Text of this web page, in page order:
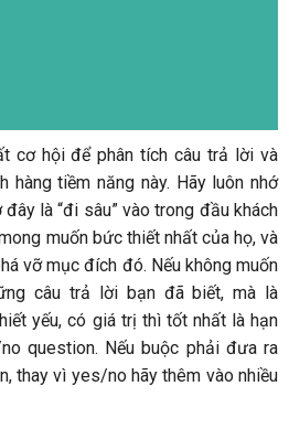
cơ hội để phân tích câu trả lời và
hàng tiềm năng này. Hãy luôn nhớ
là “đi sâu” vào trong đầu khách
muốn bức thiết nhất của họ, và
vỡ mục đích đó. Nếu không muốn
câu trả lời bạn đã biết, mà là
yếu, có giá trị thì tốt nhất là hạn
question. Nếu buộc phải đưa ra
thay vì yes/no hãy thêm vào nhiều